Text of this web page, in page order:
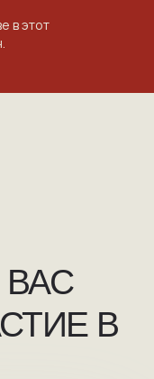
в этот